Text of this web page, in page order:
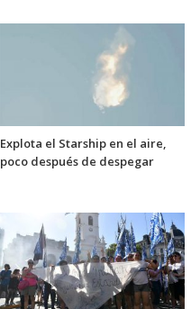
Explota el Starship en el aire,
poco después de despegar